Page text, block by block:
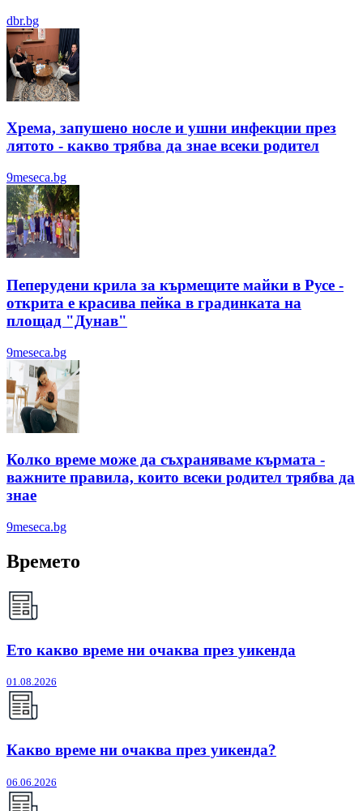
dbr.bg
Хрема, запушено носле и ушни инфекции през
лятотo - какво трябва да знае всеки родител
9meseca.bg
Пеперудени крила за кърмещите майки в Русе -
открита е красива пейка в градинката на
площад "Дунав"
9meseca.bg
Колко време може да съхраняваме кърмата -
важните правила, които всеки родител трябва да
знае
9meseca.bg
Времето
Ето какво време ни очаква през уикенда
01.08.2026
Какво време ни очаква през уикенда?
06.06.2026